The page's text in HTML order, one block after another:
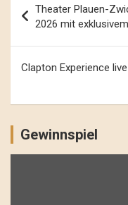
Navigation
Theater Plauen-
2026 mit
Clapton Experience
Gewinnspiel